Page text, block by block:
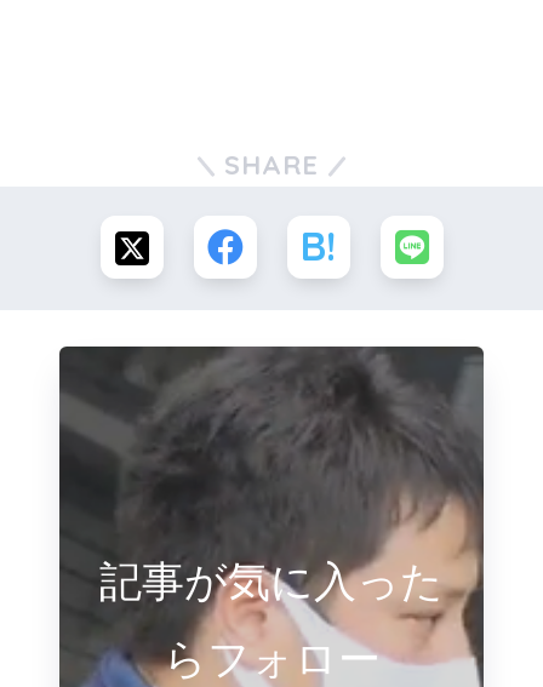
SHARE
記事が気に入った
らフォロー